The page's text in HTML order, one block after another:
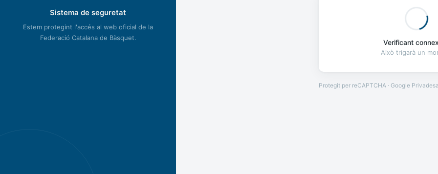
Sistema de seguretat
Estem protegint l'accés al web oficial de la
Federació Catalana de Bàsquet.
Verificant
Això trigarà un
Protegit per reCAPTCHA · Google Privadesa